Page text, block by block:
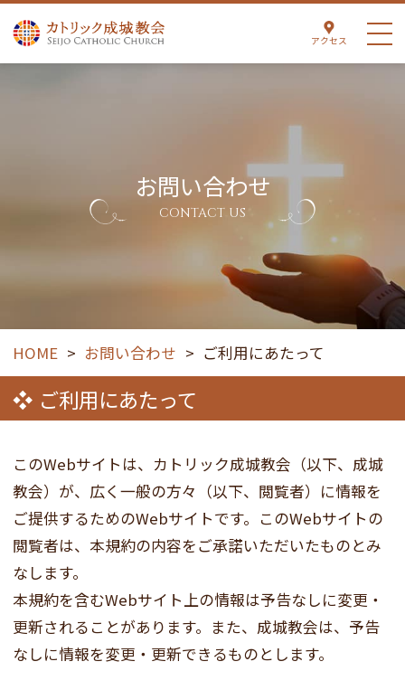
アクセス
お問い合わせ
CONTACT US
HOME > お問い合わせ > ご利用にあたって
ご利用にあたって
このWebサイトは、カトリック成城教会（以下、成城
教会）が、広く一般の方々（以下、閲覧者）に情報を
ご提供するためのWebサイトです。このWebサイトの
閲覧者は、本規約の内容をご承諾いただいたものとみ
なします。
本規約を含むWebサイト上の情報は予告なしに変更・
更新されることがあります。また、成城教会は、予告
なしに情報を変更・更新できるものとします。